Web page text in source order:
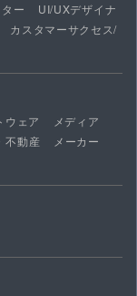
ー
UI/UXデザイナ
カスタマーサクセス/
ウェア
メディア
不動産
メーカー